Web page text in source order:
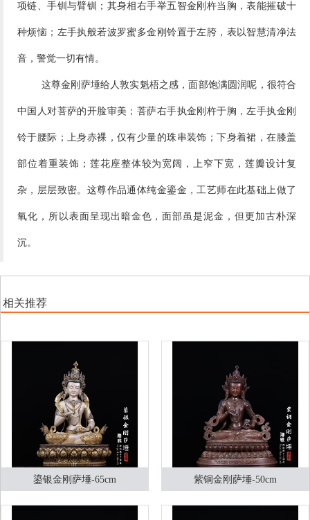
项链、手钏与臂钏；其身相右手举五智金刚杵当胸，表能摧破十
种烦恼；左手执般若波罗蜜多金刚铃置于左胯，表以智慧清净法
音，警觉一切有情。
这尊金刚萨埵给人敦实魁梧之感，面部饱满圆润呢，很符合
中国人对菩萨的开脸审美；菩萨右手执金刚杵于胸，左手执金刚
铃于腰际；上身赤裸，仅有少量的珠串装饰；下身着裙，在膝盖
部位着重装饰；莲花座整体较为宽阔，上窄下宽，莲瓣设计复
杂，层层致密。这尊作品通体纯金鎏金，工艺师在此基础上做了
氧化，所以表面呈现出暗金色，面部虽是泥金，但更加古朴深
沉。
相关推荐
鎏银金刚萨埵-65cm 紫铜金刚萨埵-50cm